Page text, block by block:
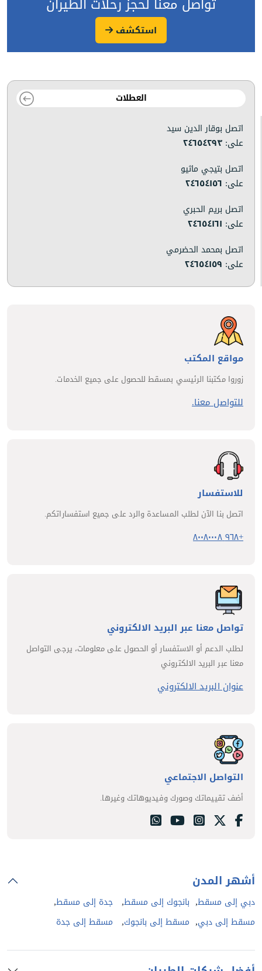
استكشف
العطلات
اتصل بوقار الدين سيد
على: ٢٤٦٥٤٢٩٣
اتصل بتيجي ماثيو
على: ٢٤٦٥٤١٥٦
اتصل بريم الحبري
على: ٢٤٦٥٤١٦١
اتصل بمحمد الحضرمي
على: ٢٤٦٥٤١٥٩
مواقع المكتب
زوروا مكتبنا الرئيسي بمسقط للحصول على جميع الخدمات.
للتواصل معنا.
للاستفسار
اتصل بنا الآن لطلب المساعدة والرد على جميع استفساراتكم.
+٩٦٨ ٨٠٠٨٠٠٠٨
تواصل معنا عبر البريد الالكتروني
لطلب الدعم أو الاستفسار أو الحصول على معلومات، يرجى التواصل
معنا عبر البريد الالكتروني
عنوان البريد الالكتروني
التواصل الاجتماعي
أضف تقييماتك وصورك وفيديوهاتك وغيرها.
أشهر المدن
دبي إلى مسقط, بانجوك إلى مسقط, جدة إلى مسقط,
مسقط إلى دبي, مسقط إلى بانجوك, مسقط إلى جدة